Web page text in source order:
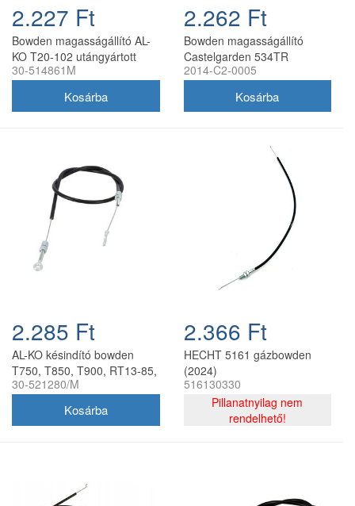
2.227 Ft
Bowden magasságállító AL-
KO T20-102 utángyártott
30-514861M
2.262 Ft
Bowden magasságállító
Castelgarden 534TR
utángyártott
2014-C2-0005
2.285 Ft
AL-KO késindító bowden
T750, T850, T900, RT13-85,
RT14-85
30-521280/M
2.366 Ft
HECHT 5161 gázbowden
(2024)
516130330
Pillanatnyilag nem
rendelhető!